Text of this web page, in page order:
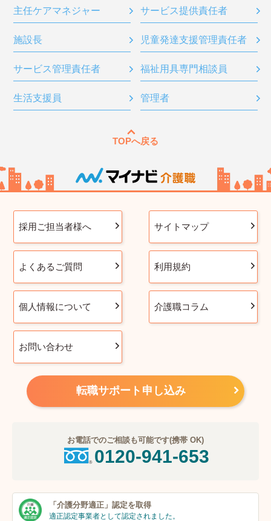
主任ケアマネジャー サービス提供責任者
施設長 児童発達支援管理責任者
サービス管理責任者 福祉用具専門相談員
生活支援員 管理者
TOPへ戻る
採用ご担当者様へ サイトマップ
よくあるご質問 利用規約
個人情報について 介護職コラム
お問い合わせ
転職サポート申し込み
お電話でのご相談も可能です(携帯 OK)
0120-941-653
「介護分野適正」 認定を取得
適正認定事業者として認定されました。